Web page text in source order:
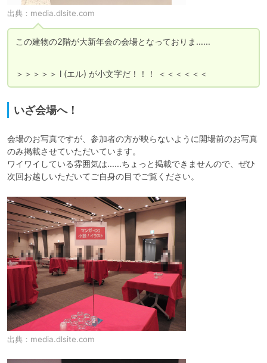
出典： media.dlsite.com
この建物の2階が大新年会の会場となっておりま……
＞＞＞＞＞ l (エル) が小文字だ！！！ ＜＜＜＜＜＜
いざ会場へ！
会場のお写真ですが、参加者の方が映らないように開場前のお写真
のみ掲載させていただいています。
ワイワイしている雰囲気は……ちょっと掲載できませんので、ぜひ
次回お越しいただいてご自身の目でご覧ください。
出典： media.dlsite.com